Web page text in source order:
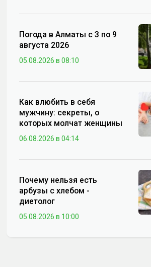
Погода в Алматы с 3 по 9
августа 2026
05.08.2026 в 08:10
Как влюбить в себя
мужчину: секреты, о
которых молчат женщины
06.08.2026 в 04:14
Почему нельзя есть
арбузы с хлебом -
диетолог
05.08.2026 в 10:00